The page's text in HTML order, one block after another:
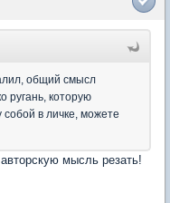
общий смысл
ругань, которую
в личке, можете
мысль резать!